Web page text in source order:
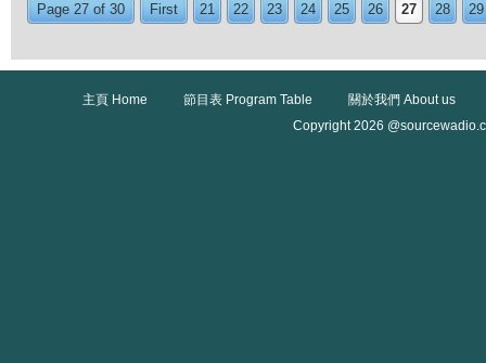
Page 27 of 30 First 21 22 23 24 25 26 27 28 29
主頁 Home 節目表 Program Table
關於我們 About us
Copyright 2026